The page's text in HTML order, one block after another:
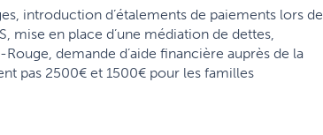
introduction d’étalements de paiements lors de
mise en place d’une médiation de dettes,
demande d’aide financière auprès de la
pas 2500€ et 1500€ pour les familles